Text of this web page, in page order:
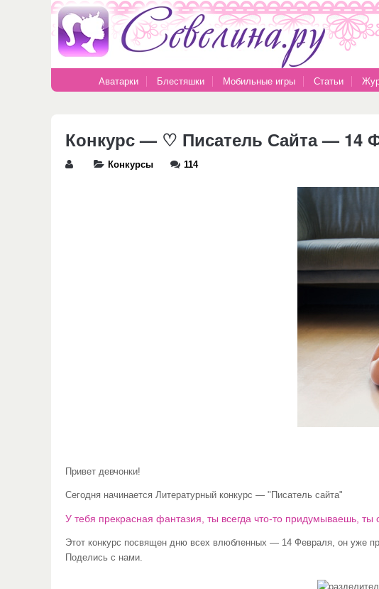
Аватарки Блестяшки Мобильные игры Статьи
Конкурс — ♡ Писатель Сайта — 14
Конкурсы 114
Привет девчонки!
Сегодня начинается Литературный конкурс — "Писатель сайта"
У тебя прекрасная фантазия, ты всегда что-то придумываешь, ты
Этот конкурс посвящен дню всех влюбленных — 14 Февраля, он уже
Поделись с нами.